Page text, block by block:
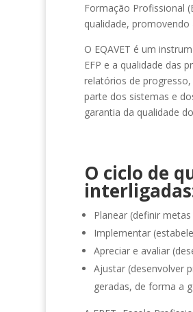
Formação Profissional
qualidade,
O EQAVET é um
EFP e a qualidade das
relatórios de
parte dos sistemas e
garantia da qualidade
O ciclo de
Planear (definir
Implementar
Apreciar e avaliar
Ajustar (desenvolver
geradas, de forma a